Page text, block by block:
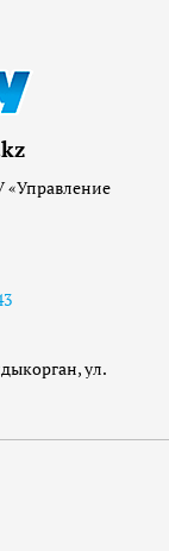
«Управление
ул.